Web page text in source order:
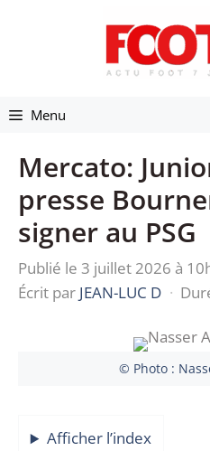
Menu
Mercato:
presse
signer au PSG
Publié le 3 juillet 2026 à
Écrit par JEAN-LUC D ·
© Photo :
Afficher l’index